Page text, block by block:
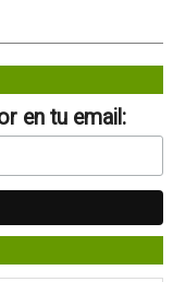
en tu email: